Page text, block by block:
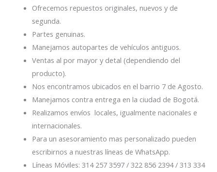
Ofrecemos repuestos originales, nuevos y de
segunda.
Partes genuinas.
Manejamos autopartes de vehículos antiguos.
Ventas al por mayor y detal (dependiendo del
producto).
Nos encontramos ubicados en el barrio 7 de Agosto.
Manejamos contra entrega en la ciudad de Bogotá.
Realizamos envíos locales, igualmente nacionales e
internacionales.
Para un asesoramiento mas personalizado pueden
escribirnos a nuestras líneas de WhatsApp.
Líneas Móviles: 314 257 3597 / 322 856 2394 / 313 334